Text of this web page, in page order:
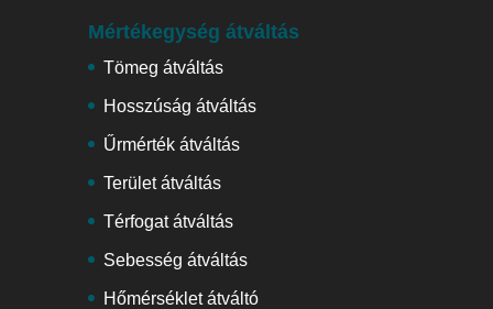
Mértékegység átváltás
Tömeg átváltás
Hosszúság átváltás
Űrmérték átváltás
Terület átváltás
Térfogat átváltás
Sebesség átváltás
Hőmérséklet átváltó